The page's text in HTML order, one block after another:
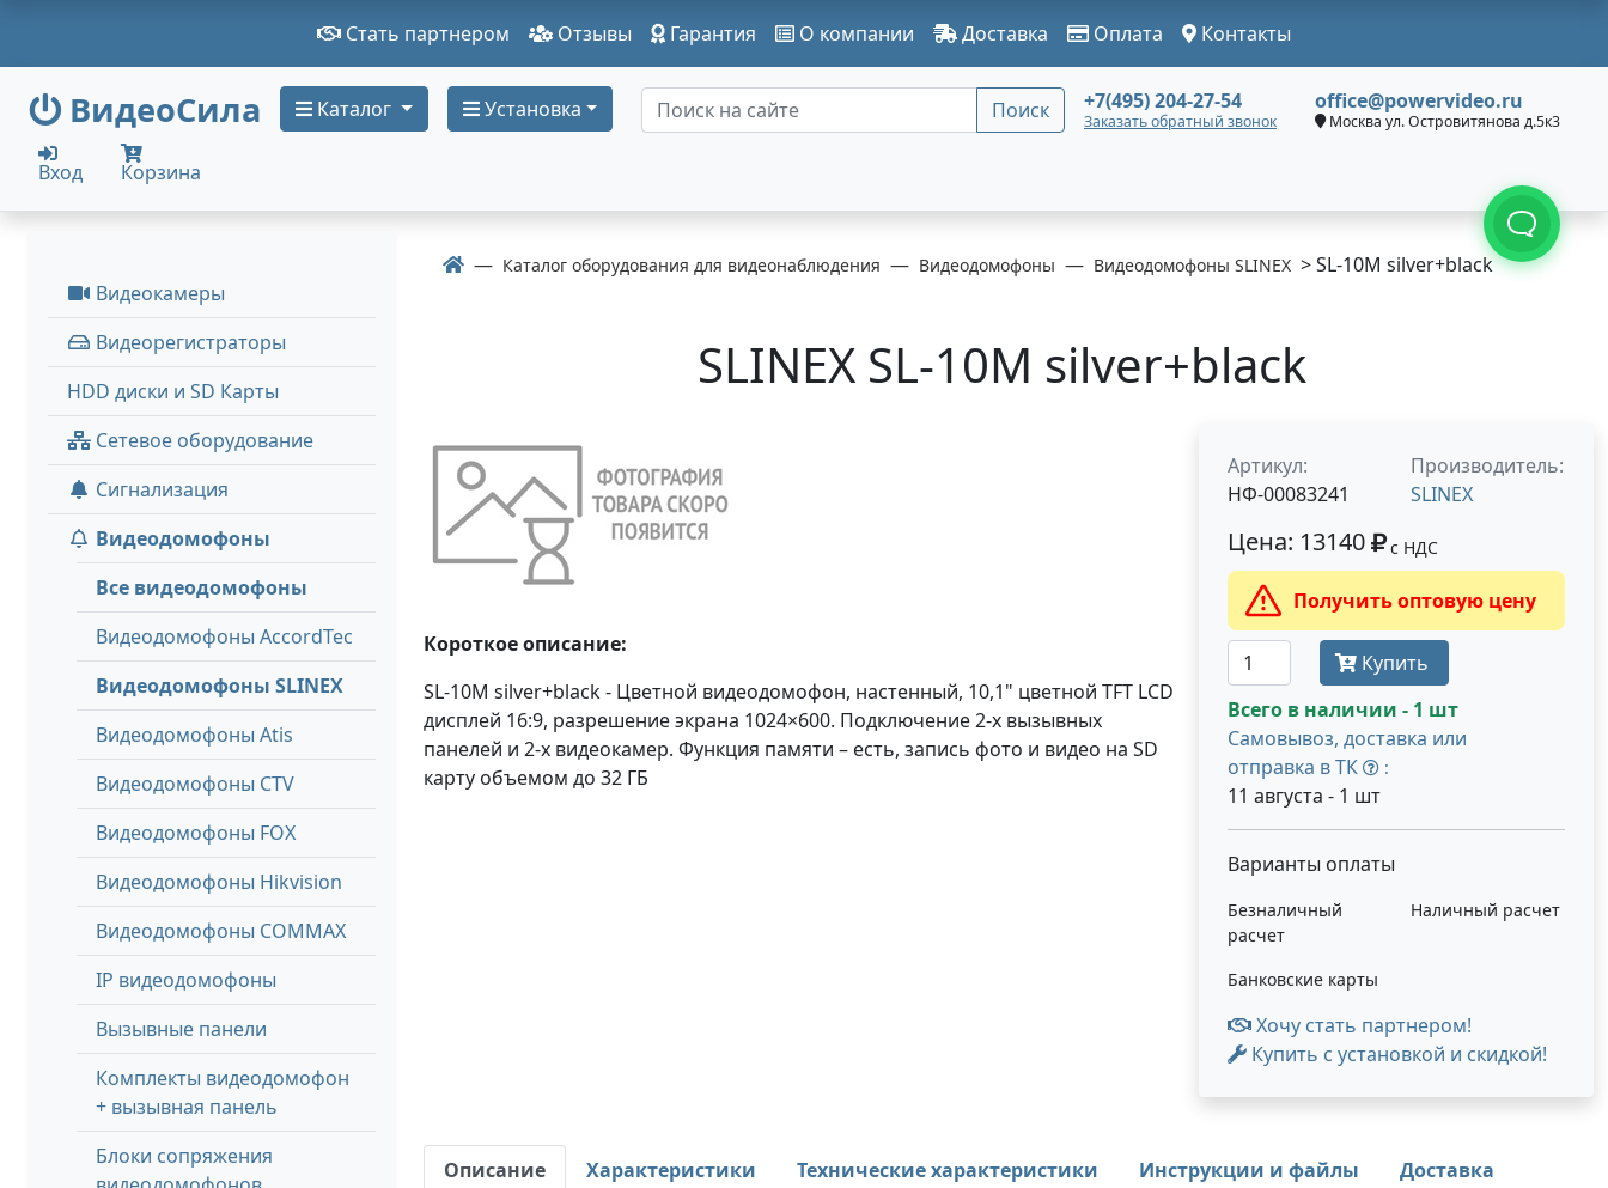
Стать партнером Отзывы Гарантия О компании Доставка Оплата Контакты
ВидеоСила Каталог Установка Поиск +7(495) 204-27-54
Заказать обратный звонок
office@powervideo.ru
Москва ул. Островитянова д.5к3
Вход Корзина
Видеокамеры
Видеорегистраторы
HDD диски и SD Карты
Сетевое оборудование
Сигнализация
Видеодомофоны
Все видеодомофоны
Видеодомофоны AccordTec
Видеодомофоны SLINEX
Видеодомофоны Atis
Видеодомофоны CTV
Видеодомофоны FOX
Видеодомофоны Hikvision
Видеодомофоны COMMAX
IP видеодомофоны
Вызывные панели
Комплекты видеодомофон
+ вызывная панель
Блоки сопряжения
Каталог оборудования для видеонаблюдения Видеодомофоны Видеодомофоны SLINEX > SL-10M silver+black
SLINEX SL-10M silver+black
Короткое описание:
SL-10M silver+black - Цветной видеодомофон, настенный, 10,1" цветной TFT LCD
дисплей 16:9, разрешение экрана 1024×600. Подключение 2-х вызывных
панелей и 2-х видеокамер. Функция памяти – есть, запись фото и видео на SD
карту объемом до 32 ГБ
Артикул:
НФ-00083241
Производитель:
SLINEX
Цена: 13140 с НДС
Получить оптовую цену
Купить
Всего в наличии - 1 шт
Самовывоз, доставка или
отправка в ТК
:
11 августа - 1 шт
Варианты оплаты
Безналичный
расчет
Наличный расчет
Банковские карты
Хочу стать партнером!
Купить с установкой и скидкой!
Описание Характеристики Технические характеристики Инструкции и файлы Доставка